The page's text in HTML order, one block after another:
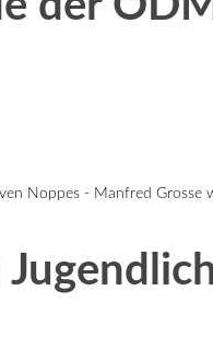
Noppes - Manfred Grosse